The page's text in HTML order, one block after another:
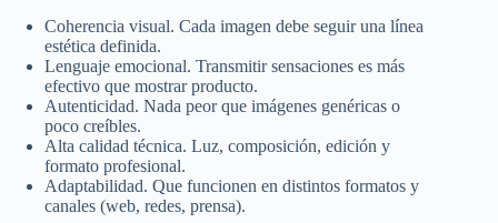
Coherencia visual. Cada imagen debe seguir una línea
estética definida.
Lenguaje emocional. Transmitir sensaciones es más
efectivo que mostrar producto.
Autenticidad. Nada peor que imágenes genéricas o
poco creíbles.
Alta calidad técnica. Luz, composición, edición y
formato profesional.
Adaptabilidad. Que funcionen en distintos formatos y
canales (web, redes, prensa).